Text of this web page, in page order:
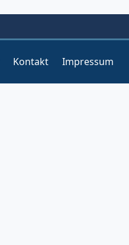
Kontakt Impressum